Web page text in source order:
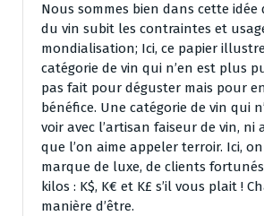
Nous sommes bien dans cette
du vin subit les contraintes et
mondialisation; Ici, ce papier
catégorie de vin qui n’en est plus
pas fait pour déguster mais pour
bénéfice. Une catégorie de vin qui
voir avec l’artisan faiseur de vin, ni
que l’on aime appeler terroir. Ici,
marque de luxe, de clients
kilos : K$, K€ et K£ s’il vous plait !
manière d’être.